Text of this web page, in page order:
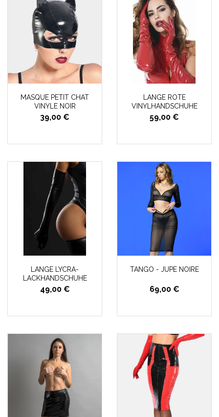
MASQUE PETIT CHAT
VINYLE NOIR
39,00 €
LANGE ROTE
VINYLHANDSCHUHE
59,00 €
LANGE LYCRA-
LACKHANDSCHUHE
49,00 €
TANGO - JUPE NOIRE
69,00 €